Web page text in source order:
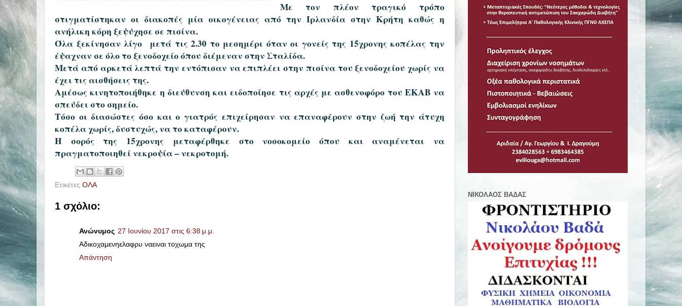
Με τον πλέον τραγικό τρόπο
στιγματίστηκαν οι διακοπές μία οικογένειας από την Ιρλανδία στην Κρήτη καθώς η
ανήλικη κόρη ξεψύχησε σε πισίνα.
Όλα ξεκίνησαν λίγο μετά τις 2.30 το μεσημέρι όταν οι γονείς της 15χρονης κοπέλας την
έψαχναν σε όλο το ξενοδοχείο όπου διέμεναν στην Σταλίδα.
Μετά από αρκετά λεπτά την εντόπισαν να επιπλέει στην πισίνα του ξενοδοχείου χωρίς να
έχει τις αισθήσεις της.
Αμέσως κινητοποιήθηκε η διεύθυνση και ειδοποίησε τις αρχές με ασθενοφόρο του ΕΚΑΒ να
σπεύδει στο σημείο.
Τόσο οι διασώστες όσο και ο γιατρός επιχείρησαν να επαναφέρουν στην ζωή την άτυχη
κοπέλα χωρίς, δυστυχώς, να το καταφέρουν.
Η σορός της 15χρονης μεταφέρθηκε στο νοσοκομείο όπου και αναμένεται να
πραγματοποιηθεί νεκροψία – νεκροτομή.
Ετικέτες ΟΛΑ
1 σχόλιο:
Ανώνυμος 27 Ιουνίου 2017 στις 6:38 μ.μ.
Αδικοχαμενηελαφρυ ναειναι τοχωμα της
Απάντηση
ΝΙΚΟΛΑΟΣ ΒΑΔΑΣ